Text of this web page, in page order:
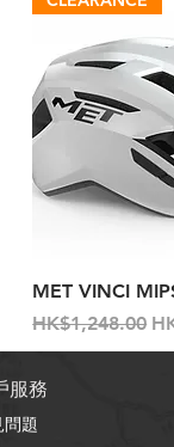
快速
MET VINCI
一般價格
HK$1,248.00
服務
問題